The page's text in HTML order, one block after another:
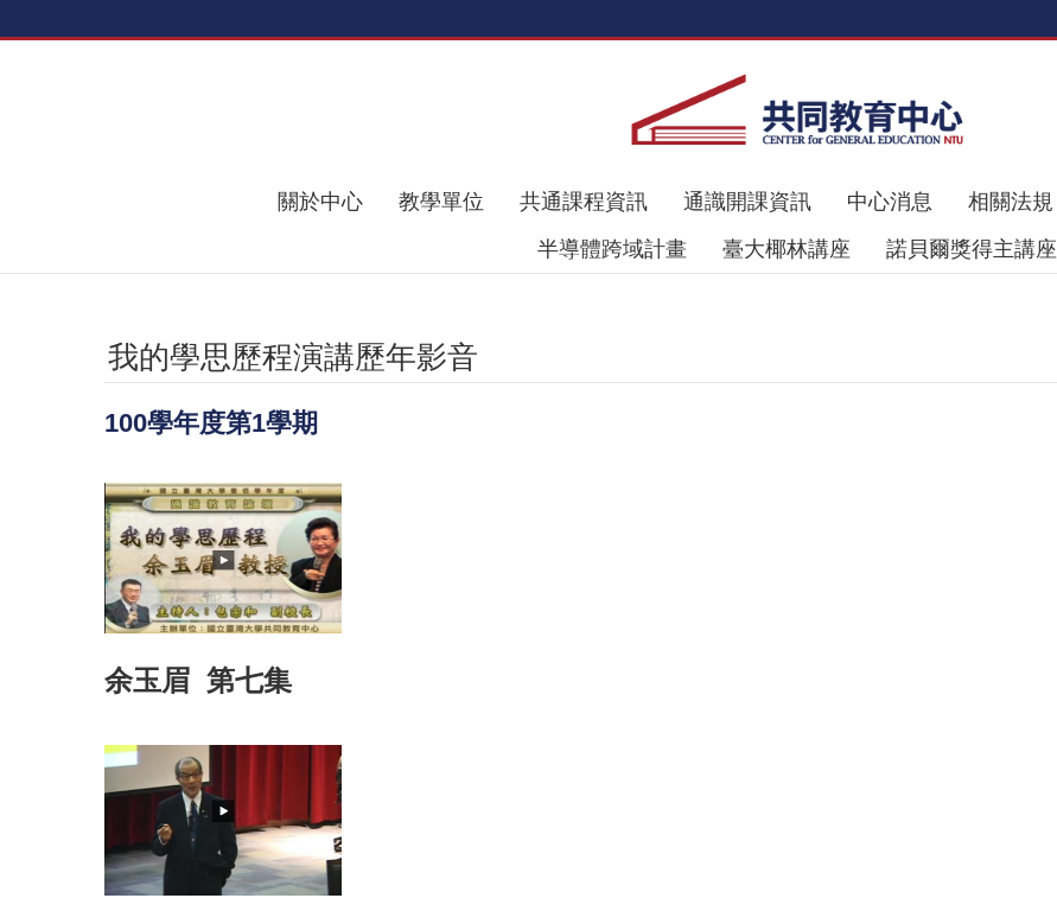
關於中心 教學單位 共通課程資訊 通識開課資訊 中心消息 相關法規
半導體跨域計畫
臺大椰林講座 諾貝爾獎得主講座
我的學思歷程演講歷年影音
100學年度第1學期
余玉眉 第七集